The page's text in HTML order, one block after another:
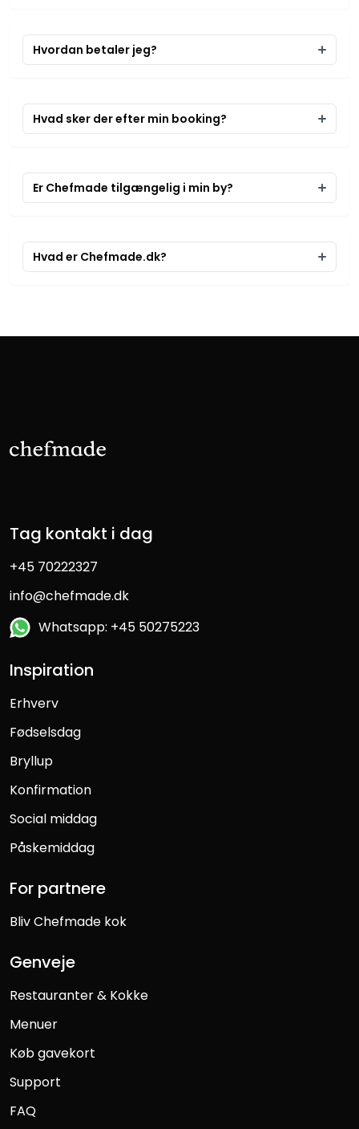
Hvordan betaler jeg?
Hvad sker der efter min booking?
Er Chefmade tilgængelig i min by?
Hvad er Chefmade.dk?
Tag kontakt i dag
+45 70222327
info@chefmade.dk
Whatsapp: +45 50275223
Inspiration
Erhverv
Fødselsdag
Bryllup
Konfirmation
Social middag
Påskemiddag
For partnere
Bliv Chefmade kok
Genveje
Restauranter & Kokke
Menuer
Køb gavekort
Support
FAQ